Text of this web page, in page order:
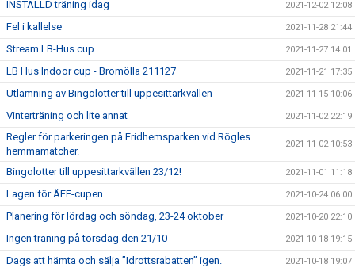
INSTÄLLD träning idag 2021-12-02 12:08
Fel i kallelse 2021-11-28 21:44
Stream LB-Hus cup 2021-11-27 14:01
LB Hus Indoor cup - Bromölla 211127 2021-11-21 17:35
Utlämning av Bingolotter till uppesittarkvällen 2021-11-15 10:06
Vinterträning och lite annat 2021-11-02 22:19
Regler för parkeringen på Fridhemsparken vid Rögles
hemmamatcher.
2021-11-02 10:53
Bingolotter till uppesittarkvällen 23/12! 2021-11-01 11:18
Lagen för ÄFF-cupen 2021-10-24 06:00
Planering för lördag och söndag, 23-24 oktober 2021-10-20 22:10
Ingen träning på torsdag den 21/10 2021-10-18 19:15
Dags att hämta och sälja ”Idrottsrabatten” igen. 2021-10-18 19:07